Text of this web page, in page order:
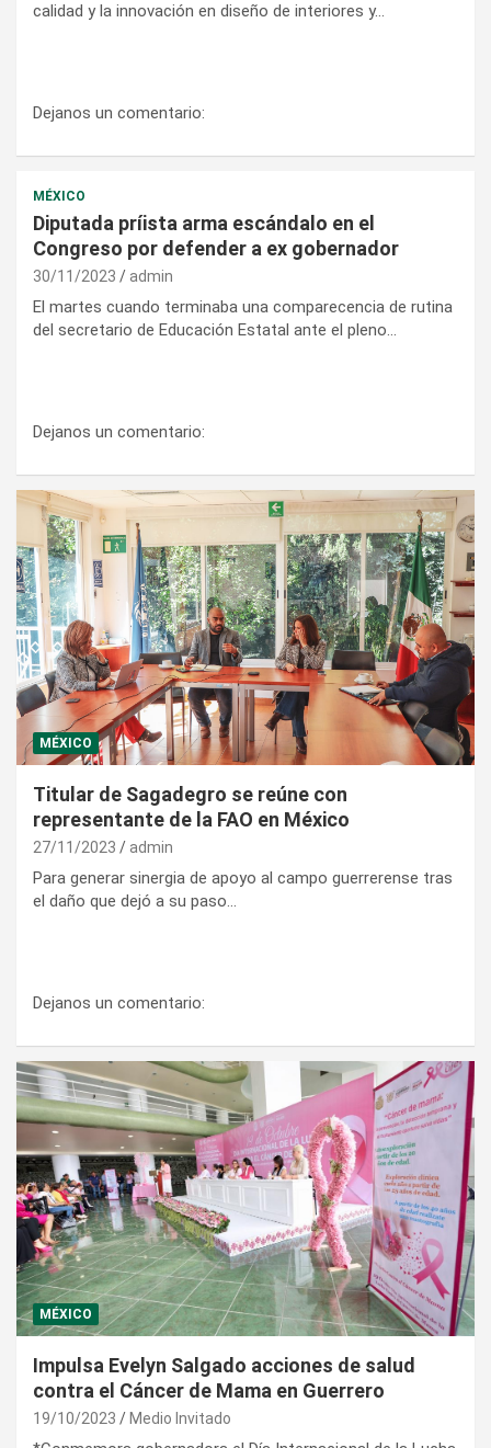
calidad y la innovación en diseño de interiores y…
Dejanos un comentario:
MÉXICO
Diputada príista arma escándalo en el
Congreso por defender a ex gobernador
30/11/2023 admin
El martes cuando terminaba una comparecencia de rutina
del secretario de Educación Estatal ante el pleno…
Dejanos un comentario:
MÉXICO
Titular de Sagadegro se reúne con
representante de la FAO en México
27/11/2023 admin
Para generar sinergia de apoyo al campo guerrerense tras
el daño que dejó a su paso…
Dejanos un comentario:
MÉXICO
Impulsa Evelyn Salgado acciones de salud
contra el Cáncer de Mama en Guerrero
19/10/2023 Medio Invitado